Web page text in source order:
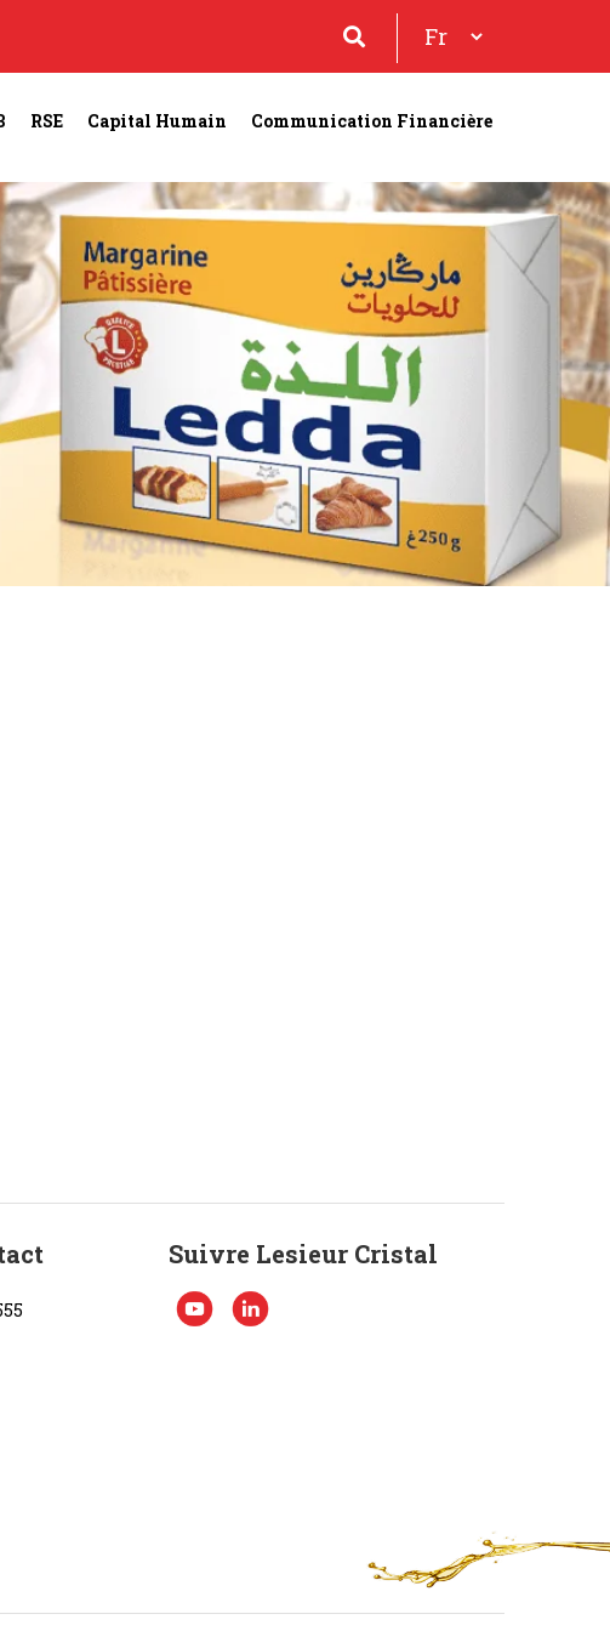
RSE Capital Humain Communication Financière
Suivre Lesieur Cristal